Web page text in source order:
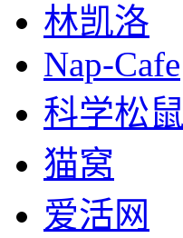
林凯洛
Nap-Cafe
科学松鼠
猫窝
爱活网